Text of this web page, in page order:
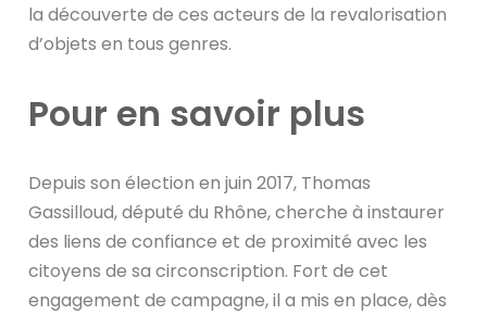
la découverte de ces acteurs de la revalorisation
d’objets en tous genres.
Pour en savoir plus
Depuis son élection en juin 2017, Thomas
Gassilloud, député du Rhône, cherche à instaurer
des liens de confiance et de proximité avec les
citoyens de sa circonscription. Fort de cet
engagement de campagne, il a mis en place, dès